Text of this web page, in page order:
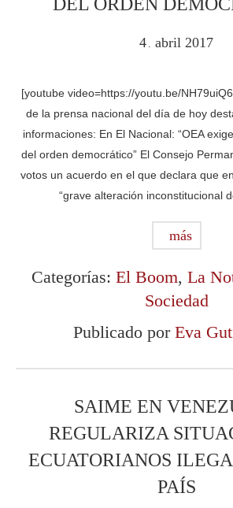
4 abril 2017
[youtube video=https://youtu.be/
de la prensa nacional del día de hoy
informaciones: En El Nacional: “OEA
del orden democrático” El Consejo
votos un acuerdo en el que declara que
“grave alteración inconstitucional
más
Categorías: El Boom, La
Sociedad
Publicado por Eva
SAIME EN
REGULARIZA
ECUATORIANOS
PAÍS